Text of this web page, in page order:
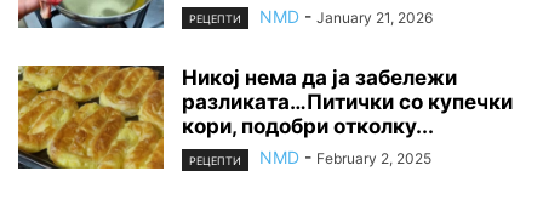
РЕЦЕПТИ NMD - January 21, 2026
Никој нема да ја забележи
разликата…Питички со купечки
кори, подобри отколку...
РЕЦЕПТИ NMD - February 2, 2025